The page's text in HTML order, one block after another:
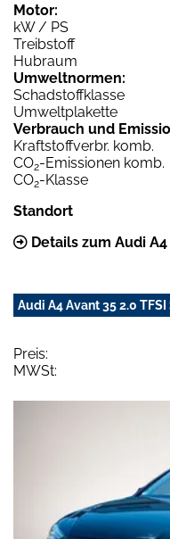
Motor:
kW / PS
Treibstoff
Hubraum
Umweltnormen:
Schadstoffklasse
Umweltplakette
Verbrauch und
Kraftstoffverbr. komb.
CO2-Emissionen komb.
CO2-Klasse
Standort
Details zum Audi
Audi A4 Avant 35 2.0 TFSI
Preis:
MWSt: